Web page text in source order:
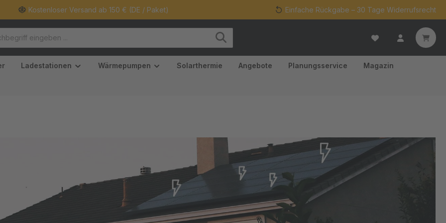
Kostenloser Versand ab 150 € (DE / Paket) Einfache Rückgabe – 30 Tage Widerrufsrecht
Ladestationen Wärmepumpen Solarthermie Angebote Planungsservice Magazin